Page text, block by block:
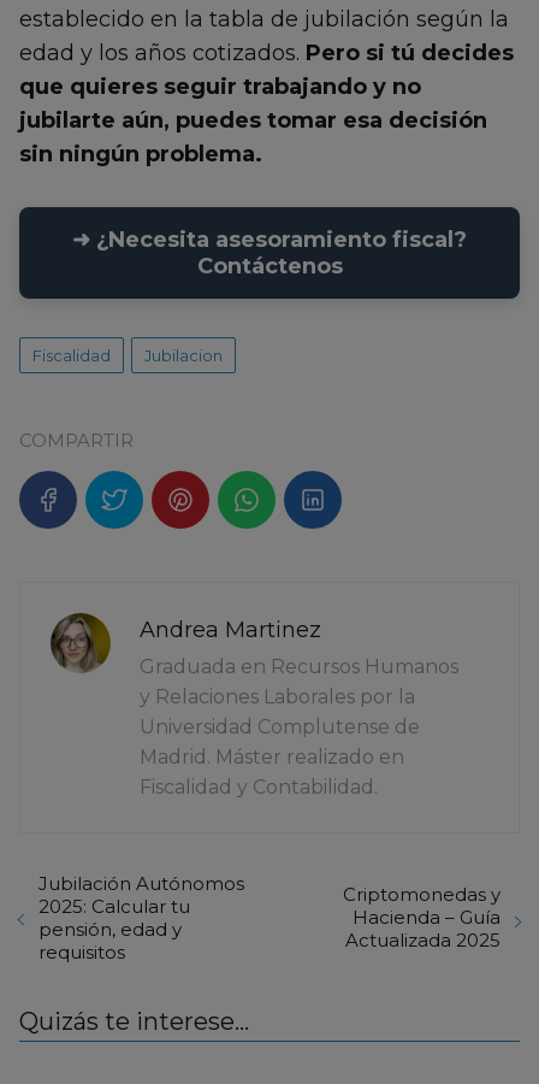
establecido en la tabla de jubilación según la
edad y los años cotizados. Pero si tú decides
que quieres seguir trabajando y no
jubilarte aún, puedes tomar esa decisión
sin ningún problema.
➜ ¿Necesita asesoramiento fiscal?
Contáctenos
Fiscalidad Jubilacion
COMPARTIR
Andrea Martinez
Graduada en Recursos Humanos
y Relaciones Laborales por la
Universidad Complutense de
Madrid. Máster realizado en
Fiscalidad y Contabilidad.
Jubilación Autónomos
2025: Calcular tu
pensión, edad y
requisitos
Criptomonedas y
Hacienda – Guía
Actualizada 2025
Quizás te interese...